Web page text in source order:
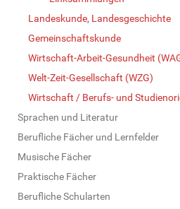
Landeskunde, Landesgeschichte
Gemeinschaftskunde
Wirtschaft-Arbeit-Gesundheit
Welt-Zeit-Gesellschaft (WZG)
Wirtschaft / Berufs- und
Sprachen und Literatur
Berufliche Fächer und Lernfelder
Musische Fächer
Praktische Fächer
Berufliche Schularten